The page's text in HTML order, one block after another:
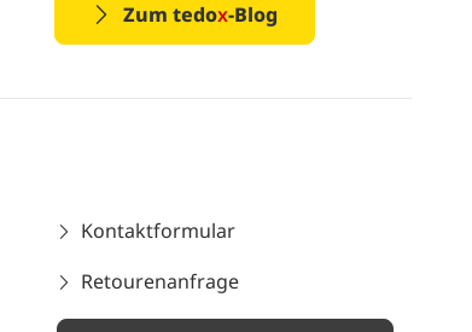
Zum tedox-Blog
Kontaktformular
Retourenanfrage